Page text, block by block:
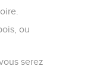
ou
serez